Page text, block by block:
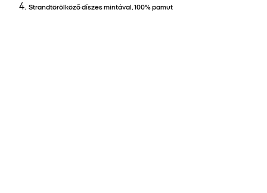
Strandtörölköző díszes mintával, 100% pamut